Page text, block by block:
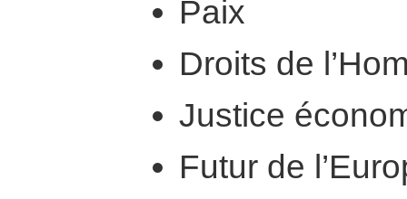
Paix
Droits de
Justice
Futur de